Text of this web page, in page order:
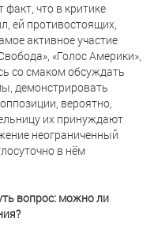
что в критике
ей противостоящих,
активное участие
«Голос Америки»,
со смаком обсуждать
демонстрировать
вероятно,
их принуждают
неограниченный
в нём
вопрос: можно ли